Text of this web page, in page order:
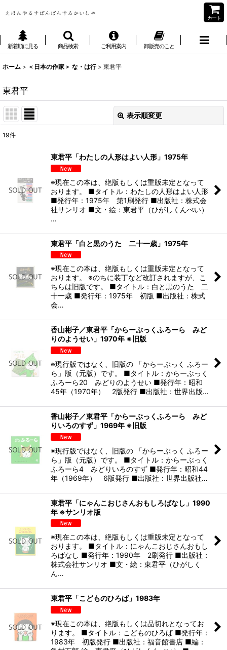
カート
新着順に見る 商品検索 ご利用案内 卸販売のこと
ホーム > ＜日本の作家＞ な・は行 > 東君平
東君平
表示順変更
絞り込む
19件
東君平「わたしの人形はよい人形」1975年
※現在この本は、絶版もしくは重版未定となって
おります。 ■タイトル：わたしの人形はよい人形
■発行年：1975年 第1刷発行 ■出版社：株式会
社サンリオ ■文・絵：東君平（ひがしくんぺい）
…
東君平「白と黒のうた 二十一歳」1975年
※現在この本は、絶版もしくは重版未定となって
おります。 ※のちに装丁など改訂されますが、こ
ちらは旧版です。 ■タイトル：白と黒のうた 二
十一歳 ■発行年：1975年 初版 ■出版社：株式
会…
香山彬子／東君平「からーぶっくふろーら みど
りのようせい」1970年 ※旧版
※現行版ではなく、旧版の 「からーぶっく ふろー
ら」版（元版）です。 ■タイトル：からーぶっく
ふろーら20 みどりのようせい ■発行年：昭和
45年（1970年） 2版発行 ■出版社：世界出版…
香山彬子／東君平「からーぶっくふろーら みど
りいろのすず」1969年 ※旧版
※現行版ではなく、旧版の 「からーぶっく ふろー
ら」版（元版）です。 ■タイトル：からーぶっく
ふろーら4 みどりいろのすず ■発行年：昭和44
年（1969年） 6版発行 ■出版社：世界出版社…
東君平「にゃんこおじさんおもしろばなし」1990
年 ※サンリオ版
※現在この本は、絶版もしくは重版未定となって
おります。 ■タイトル：にゃんこおじさんおもし
ろばなし ■発行年：1990年 2刷発行 ■出版社：
株式会社サンリオ ■文・絵：東君平（ひがしく
ん…
東君平「こどものひろば」1983年
※現在この本は、絶版もしくは品切れとなってお
ります。 ■タイトル：こどものひろば ■発行年：
1983年 初版発行 ■出版社：福音館書店 ■編：